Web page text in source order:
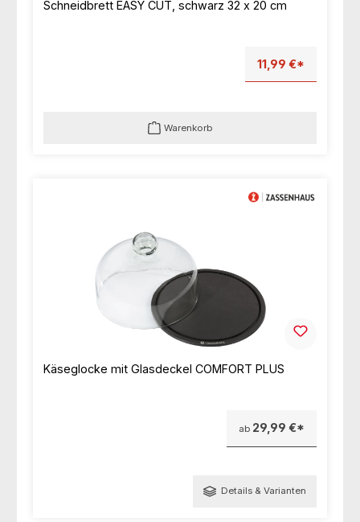
Schneidbrett EASY CUT, schwarz 32 x 20 cm
11,99 €*
Warenkorb
Käseglocke mit Glasdeckel COMFORT PLUS
ab 29,99 €*
Details & Varianten